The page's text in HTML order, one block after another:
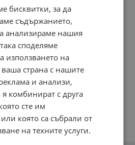
бисквитки, за да
съдържанието,
анализираме нашия
споделяме
използването на
страна с нашите
и анализи,
комбинират с друга
сте им
която са събрали от
на техните услуги.